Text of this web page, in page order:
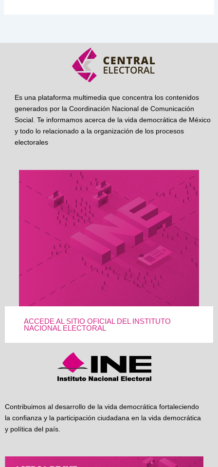
Es una plataforma multimedia que concentra los contenidos
generados por la Coordinación Nacional de Comunicación
Social. Te informamos acerca de la vida democrática de México
y todo lo relacionado a la organización de los procesos
electorales
ACCEDE AL SITIO OFICIAL DEL INSTITUTO
NACIONAL ELECTORAL
Contribuimos al desarrollo de la vida democrática fortaleciendo
la confianza y la participación ciudadana en la vida democrática
y política del país.